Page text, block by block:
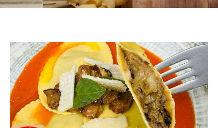
You are here: